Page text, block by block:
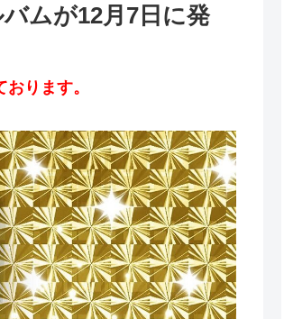
ムが12月7日に発
ります。